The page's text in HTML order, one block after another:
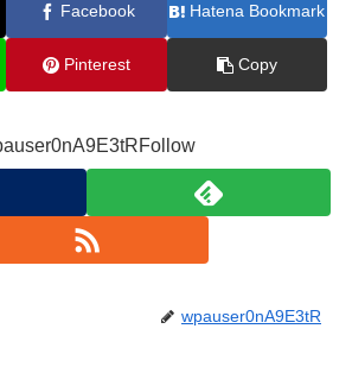
Facebook Hatena Bookmark
Pinterest Copy
wpauser0nA9E3tR